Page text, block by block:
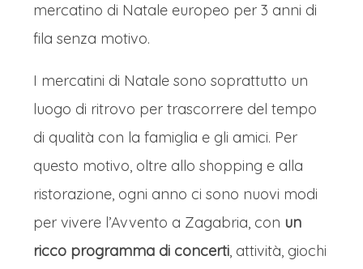
mercatino di Natale europeo per 3 anni di
fila senza motivo.
I mercatini di Natale sono soprattutto un
luogo di ritrovo per trascorrere del tempo
di qualità con la famiglia e gli amici. Per
questo motivo, oltre allo shopping e alla
ristorazione, ogni anno ci sono nuovi modi
per vivere l’Avvento a Zagabria, con un
ricco programma di concerti, attività, giochi